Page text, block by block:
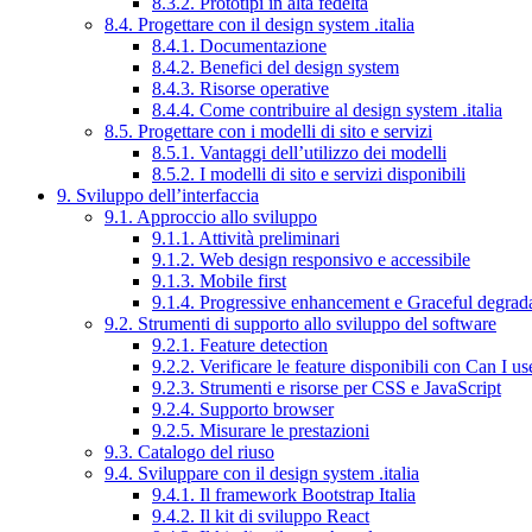
8.4. Progettare con il design system .italia
8.4.1. Documentazione
8.4.2. Benefici del design system
8.4.3. Risorse operative
8.4.4. Come contribuire al design system .italia
8.5. Progettare con i modelli di sito e servizi
8.5.1. Vantaggi dell’utilizzo dei modelli
8.5.2. I modelli di sito e servizi disponibili
9. Sviluppo dell’interfaccia
9.1. Approccio allo sviluppo
9.1.1. Attività preliminari
9.1.2. Web design responsivo e accessibile
9.1.3. Mobile first
9.1.4. Progressive enhancement e Graceful
9.2. Strumenti di supporto allo sviluppo del software
9.2.1. Feature detection
9.2.2. Verificare le feature disponibili con Can I
9.2.3. Strumenti e risorse per CSS e JavaScript
9.2.4. Supporto browser
9.2.5. Misurare le prestazioni
9.3. Catalogo del riuso
9.4. Sviluppare con il design system .italia
9.4.1. Il framework Bootstrap Italia
9.4.2. Il kit di sviluppo React